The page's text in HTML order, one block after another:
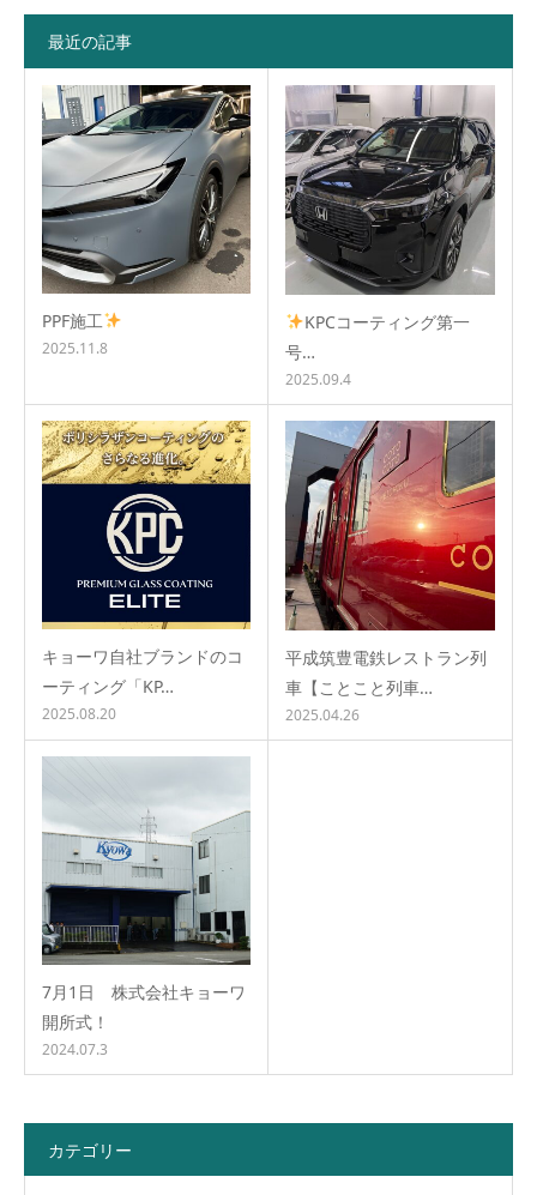
最近の記事
PPF施工
2025.11.8
KPCコーティング第一
号…
2025.09.4
キョーワ自社ブランドのコ
ーティング「KP…
2025.08.20
平成筑豊電鉄レストラン列
車【ことこと列車…
2025.04.26
7月1日 株式会社キョーワ
開所式！
2024.07.3
カテゴリー